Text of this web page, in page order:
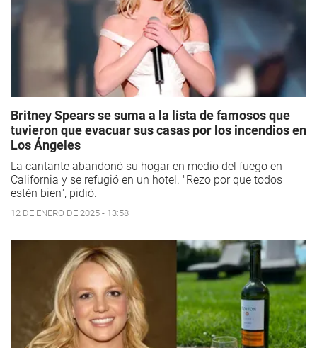
Britney Spears se suma a la lista de famosos que
tuvieron que evacuar sus casas por los incendios en
Los Ángeles
La cantante abandonó su hogar en medio del fuego en
California y se refugió en un hotel. "Rezo por que todos
estén bien", pidió.
12 DE ENERO DE 2025 - 13:58